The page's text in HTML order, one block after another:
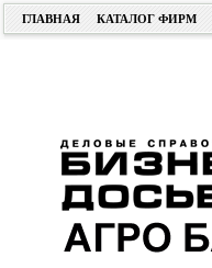
ГЛАВНАЯ КАТАЛОГ ФИРМ